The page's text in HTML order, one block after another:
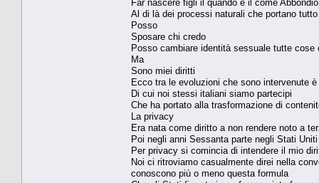
Far nascere figli il quando e il come Abbondio
Al di là dei processi naturali che portano
Posso
Sposare chi credo
Posso cambiare identità sessuale tutte
Ma
Sono miei diritti
Ecco tra le evoluzioni che sono intervenute
Di cui noi stessi italiani siamo partecipi
Che ha portato alla trasformazione di
La privacy
Era nata come diritto a non rendere noto a
Poi negli anni Sessanta parte negli Stati
Per privacy si comincia di intendere il mio
Noi ci ritroviamo casualmente direi nella
conoscono più o meno questa formula